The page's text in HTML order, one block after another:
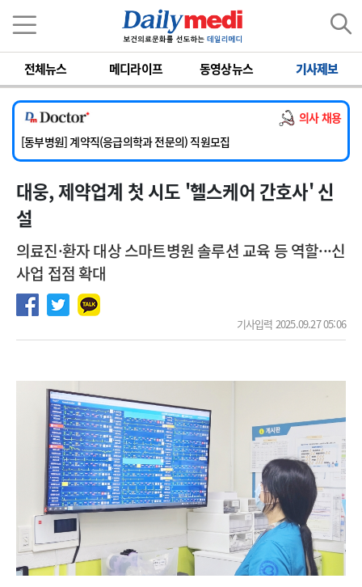
전체뉴스 메디라이프 동영상뉴스 기사제보
의사 채용
[서울아산병원] 2026년 하반기 인턴 모집
[영남대학교의료원] 마취통증의학과 임기제 임상의사 채용
[충남대학교병원] 소아청소년과(소아응급전담) 계약직 의사 공개채용
[동부병원] 계약직(응급의학과 전문의) 직원모집
[이대목동병원] 하반기 전공의(레지던트1년차) 모집
[서울아산병원] 2026년 하반기 인턴 모집
[영남대학교의료원] 마취통증의학과 임기제 임상의사 채용
대웅, 제약업계 첫 시도 '헬스케어 간호사' 신
설
의료진·환자 대상 스마트병원 솔루션 교육 등 역할···신
사업 접점 확대
기사입력 2025.09.27 05:06